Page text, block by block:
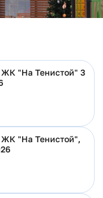
ЖК "На Тенистой" 3